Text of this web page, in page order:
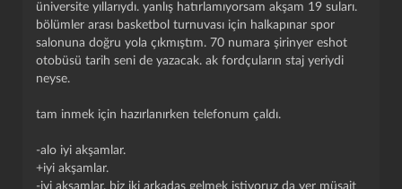
üniversite yıllarıydı. yanlış hatırlamıyorsam akşam 19 suları.
bölümler arası basketbol turnuvası için halkapınar spor
salonuna doğru yola çıkmıştım. 70 numara şirinyer eshot
otobüsü tarih seni de yazacak. ak fordçuların staj yeriydi
neyse.
tam inmek için hazırlanırken telefonum çaldı.
-alo iyi akşamlar.
+iyi akşamlar.
-iyi akşamlar. biz iki arkadaş gelmek istiyoruz da yer müsait